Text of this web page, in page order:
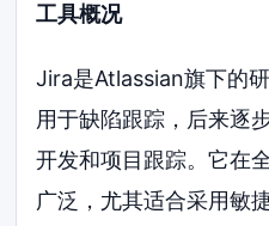
工具概况
Jira是Atlassian旗下的
用于缺陷跟踪，后来逐
开发和项目跟踪。它在
广泛，尤其适合采用敏